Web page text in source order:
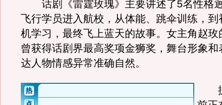
话剧《雷霆玫瑰》主要讲述了5名性格
飞行学员进入航校，从体能、跳伞训练，到
机学习，最终飞上蓝天的故事。女主角赵玫
曾获得话剧界最高奖项金狮奖，舞台形象
达人物情感异常准确自然。
据